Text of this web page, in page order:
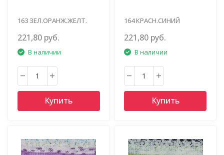
163 ЗЕЛ.ОРАНЖ.ЖЕЛТ.
221,80 руб.
В наличии
Купить
164 КРАСН.СИНИЙ
221,80 руб.
В наличии
Купить